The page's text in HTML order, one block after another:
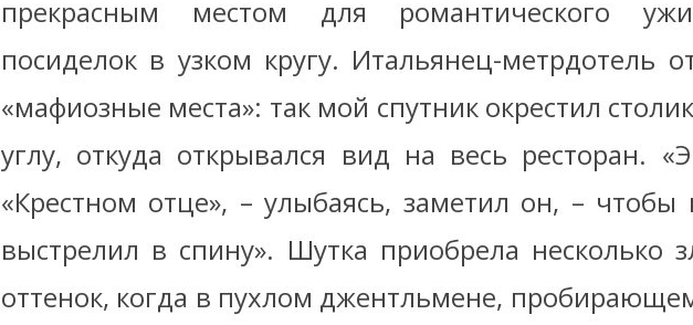
прекрасным местом для романтического
посиделок в узком кругу. Итальянец-метрдотель
«мафиозные места»: так мой спутник окрестил
углу, откуда открывался вид на весь ресторан.
«Крестном отце», – улыбаясь, заметил он, – чтобы
выстрелил в спину». Шутка приобрела несколько
оттенок, когда в пухлом джентльмене,